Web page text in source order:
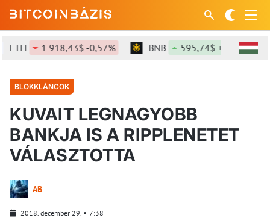
1 918,43$ -0,57% BNB 595,74$ +0,66%
BLOKKLÁNCOK
KUVAIT LEGNAGYOBB
BANKJA IS A RIPPLENETET
VÁLASZTOTTA
AB
2018. december 29.
7:38